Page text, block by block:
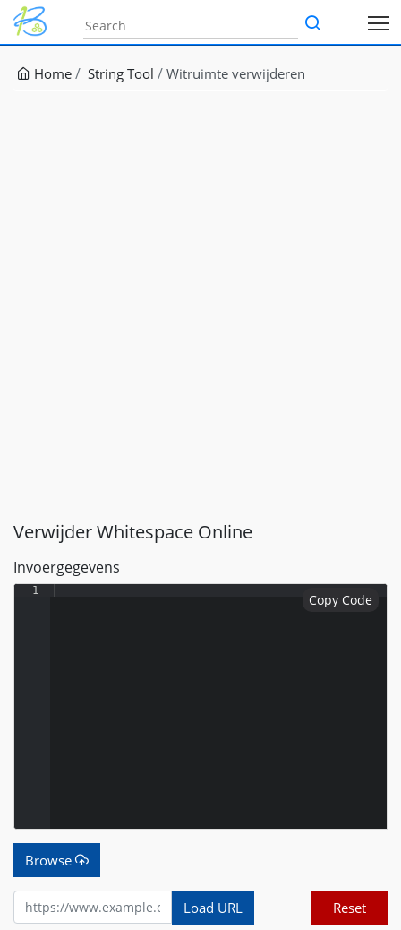
Home String Tool Witruimte verwijderen
Verwijder Whitespace Online
Invoergegevens
Copy Code
1
Browse
Load URL Reset